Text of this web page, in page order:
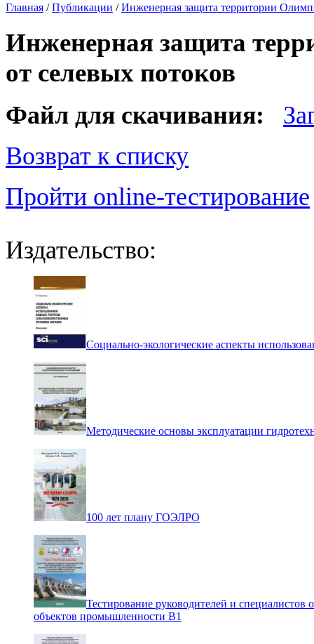
Главная / Публикации / Инженерная защита территории
Инженерная защита
от селевых потоков
Файл для скачивания:
Возврат к списку
Пройти online-тестирование
Издательство:
Социально-экологические аспекты
Методические основы эксплуатации
100 лет плану ГОЭЛРО
Тестирование руководителей и специалистов
объектов промышленности В1